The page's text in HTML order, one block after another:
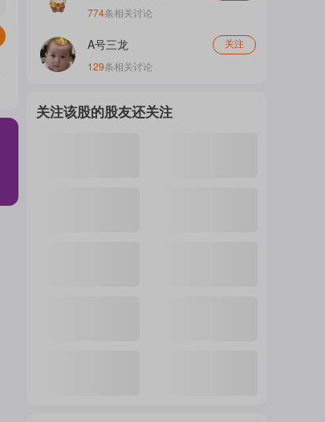
概
774条相关讨论
A号三龙 关注
129条相关讨论
关注该股的股友还关注